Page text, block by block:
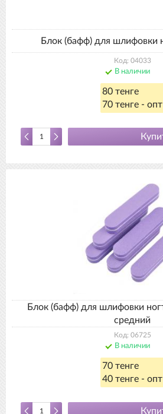
Блок (бафф) для шлифовки
Код: 04033
В наличии
80 тенге
70 тенге - опт
Блок (бафф) для шлифовки
средний
Код: 06725
В наличии
70 тенге
40 тенге - опт